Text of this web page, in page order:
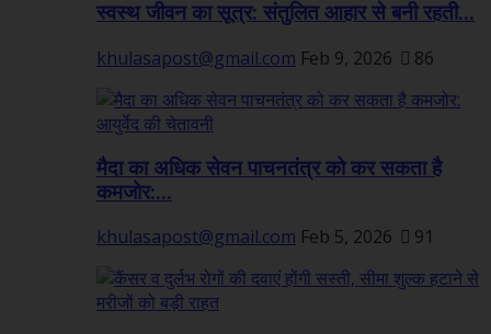
स्वस्थ जीवन का सूत्र: संतुलित आहार से बनी रहती...
khulasapost@gmail.com Feb 9, 2026 86
मैदा का अधिक सेवन पाचनतंत्र को कर सकता है
कमजोर:...
khulasapost@gmail.com Feb 5, 2026 91